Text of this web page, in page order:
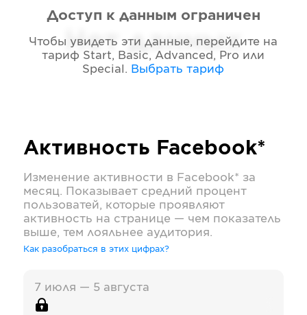
Нет данных
Доступ к данным ограничен
Чтобы увидеть эти данные, перейдите на
тариф Start, Basic, Advanced, Pro или
Special . Выбрать тариф
Активность Facebook*
Изменение активности в Facebook* за
месяц. Показывает средний процент
пользоватей, которые проявляют
активность на странице — чем показатель
выше, тем лояльнее аудитория.
Как разобраться в этих цифрах?
7 июля — 5 августа